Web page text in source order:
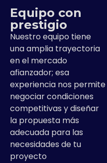
Equipo con
prestigio
Nuestro equipo tiene
una amplia trayectoria
en el mercado
afianzador; esa
experiencia nos permite
negociar condiciones
competitivas y diseñar
la propuesta más
adecuada para las
necesidades de tu
proyecto